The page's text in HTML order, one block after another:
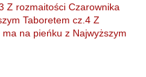
Z rozmaitości Czarownika
Taboretem cz.4 Z
na pieńku z Najwyższym